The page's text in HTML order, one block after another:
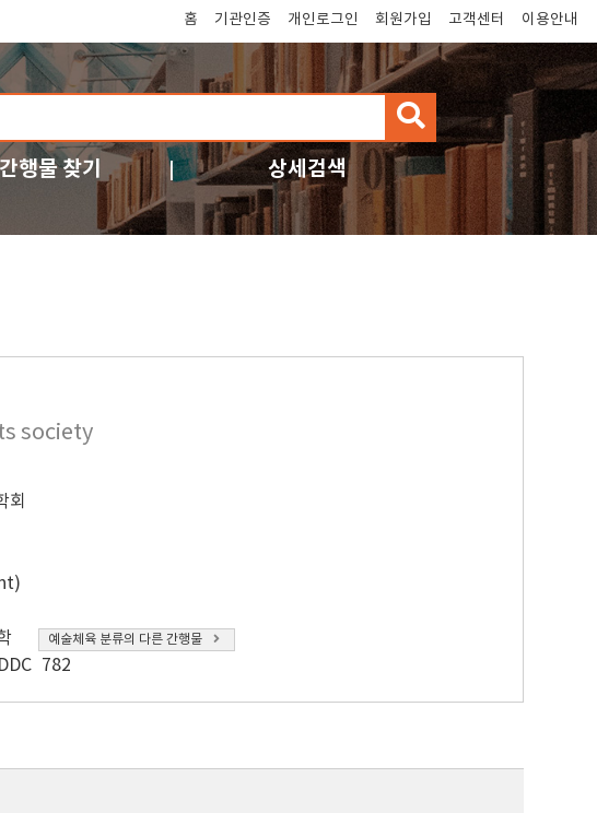
홈 기관인증 개인로그인 회원가입 고객센터 이용안내
검
색
간행물 찾기 상세검색
society
회
예술체육 분류의 다른 간행물
DDC 782